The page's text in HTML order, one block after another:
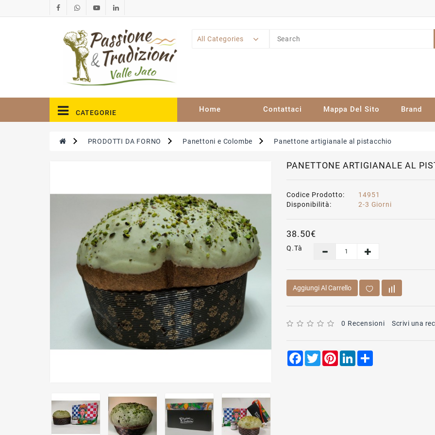
All Categories
CATEGORIE Home Contattaci Mappa Del Sito Brand
PRODOTTI DA FORNO Panettoni e Colombe Panettone artigianale al pistacchio
PANETTONE ARTIGIANALE AL
Codice Prodotto:
14951
Disponibilità:
2-3 Giorni
38.50€
Q.tà
Aggiungi Al Carrello
0 Recensioni Scrivi una
Facebook
TwitterPinterestLinkedInShare